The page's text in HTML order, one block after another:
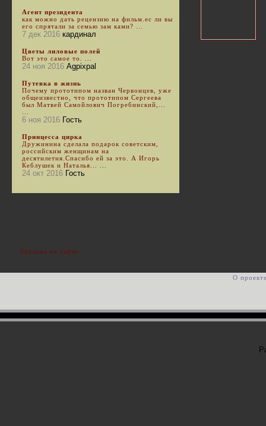
Агент президента
как можно дать рецензию на фильм.ес ли вы
его спрятали за семью зам ками? ...
7 дек 2016 кардинал
Цветы лиловые полей
Вот это самое то. ...
24 ноя 2016 Agpixpal
Путевка в жизнь
Почему прототипом назван Червонцев, уже
общеизвестно, что прототипом Сергеева
был Матвей Самойлович Погребинский,...
6 ноя 2016 Гость
Принцесса цирка
Дружинина сделала подарок советским,
российским женщинам на
десятилетия.Спасибо ей за это. А Игорь
Кеблушек и Наталья... ...
24 окт 2016 Гость
Реклама на сайте
О